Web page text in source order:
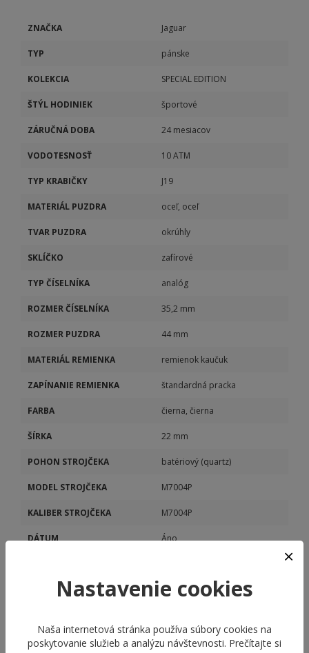
ZNAČKA Jaguar
TYP pánske
KOLEKCIA SPECIAL EDITION
ŠTÝL HODINIEK športové
ZÁRUČNÁ DOBA 24 mesiacov
VODOTESNOSŤ 10 ATM
TYP KRABIČKY J19
MATERIÁL PUZDRA oceľ, oceľ
TVAR PUZDRA okrúhly
SKLÍČKO zafírové
TYP ČÍSELNÍKA analóg
ROZMER ČÍSELNÍKA 35,2 mm
ROZMER PUZDRA 44 mm
MATERIÁL REMIENKA remienok kaučuk
ZAPÍNANIE REMIENKA štandardná pracka
FARBA čierna, čierna
ŠÍRKA 22 mm
POHON STROJČEKA batériový (quartz)
MODEL STROJČEKA M7004P
KALIBER STROJČEKA M7004P
DÁTUM Áno
VEČNÝ KALENDÁR Áno
Nastavenie cookies
Naša internetová stránka používa súbory cookies na
poskytovanie služieb a analýzu návštevnosti. Prečítajte si